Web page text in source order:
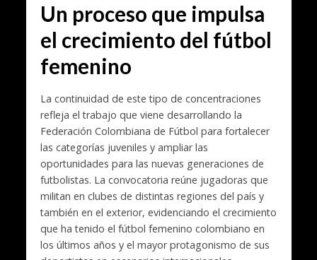
Un proceso que impulsa
el crecimiento del fútbol
femenino
La continuidad de este tipo de concentraciones
refleja el trabajo que viene desarrollando la
Federación Colombiana de Fútbol para fortalecer
las categorías juveniles y ampliar las
oportunidades para las nuevas generaciones de
futbolistas. La convocatoria reúne jugadoras que
militan en clubes de distintas regiones del país y
también en el exterior, evidenciando el crecimiento
que ha tenido el fútbol femenino colombiano en
los últimos años y el mayor protagonismo de sus